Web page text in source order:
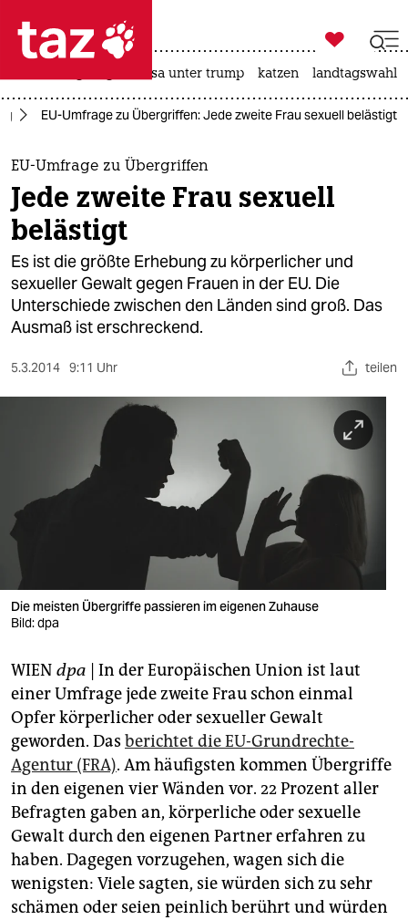
 taz zahl ich
taz zahl ich
themen
politik
öko
gesellschaft
kultur
sport
wahrheit
verlag
verlag
veranstaltungen
fragen & hilfe
unterstützen
abo
genossenschaft
epaper login

taz zahl ich
usa unter trump katzen landtagswahl
EU-Umfrage zu Übergriffen: Jede zweite Frau sexuell belästigt
EU-Umfrage zu Übergriffen
Jede zweite Frau sexuell
belästigt
Es ist die größte Erhebung zu körperlicher und
sexueller Gewalt gegen Frauen in der EU. Die
Unterschiede zwischen den Länden sind groß. Das
Ausmaß ist erschreckend.
5.3.2014 9:11 Uhr teilen
Die meisten Übergriffe passieren im eigenen Zuhause
Bild: dpa
WIEN dpa | In der Europäischen Union ist laut
einer Umfrage jede zweite Frau schon einmal
Opfer körperlicher oder sexueller Gewalt
geworden. Das berichtet die EU-Grundrechte-
Agentur (FRA). Am häufigsten kommen Übergriffe
in den eigenen vier Wänden vor. 22 Prozent aller
Befragten gaben an, körperliche oder sexuelle
Gewalt durch den eigenen Partner erfahren zu
haben. Dagegen vorzugehen, wagen sich die
wenigsten: Viele sagten, sie würden sich zu sehr
schämen oder seien peinlich berührt und würden